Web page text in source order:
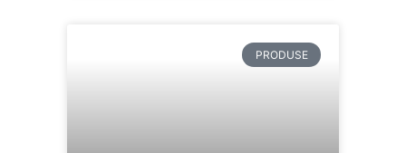
PRODUSE